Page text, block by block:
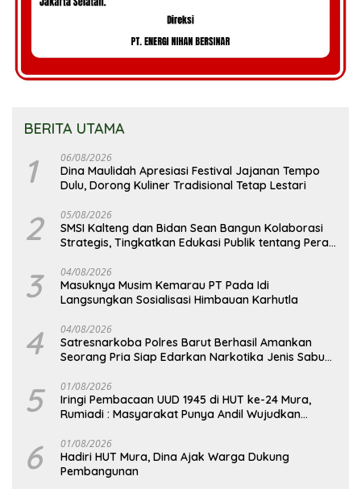
BERITA UTAMA
1 06/08/2026
Dina Maulidah Apresiasi Festival Jajanan Tempo
Dulu, Dorong Kuliner Tradisional Tetap Lestari
2 05/08/2026
SMSI Kalteng dan Bidan Sean Bangun Kolaborasi
Strategis, Tingkatkan Edukasi Publik tentang Peran
3 04/08/2026
Masuknya Musim Kemarau PT Pada Idi
Langsungkan Sosialisasi Himbauan Karhutla
4 04/08/2026
Satresnarkoba Polres Barut Berhasil Amankan
Seorang Pria Siap Edarkan Narkotika Jenis Sabu
5 01/08/2026
Iringi Pembacaan UUD 1945 di HUT ke-24 Mura,
Rumiadi : Masyarakat Punya Andil Wujudkan
6 01/08/2026
Hadiri HUT Mura, Dina Ajak Warga Dukung
Pembangunan